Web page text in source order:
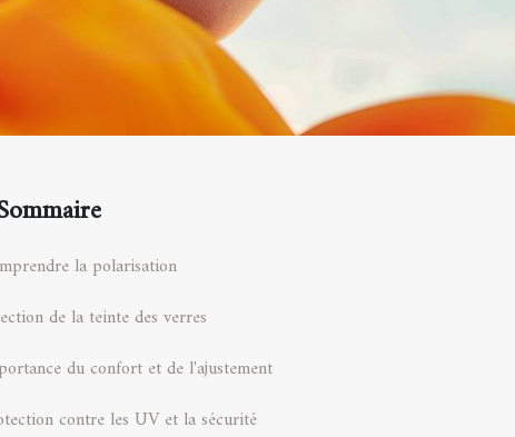
la polarisation
de la teinte des verres
du confort et de l'ajustement
contre les UV et la sécurité